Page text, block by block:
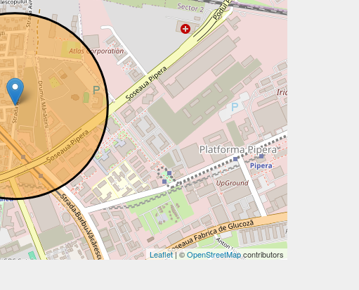
Leaflet| ©OpenStreetMapcontributors